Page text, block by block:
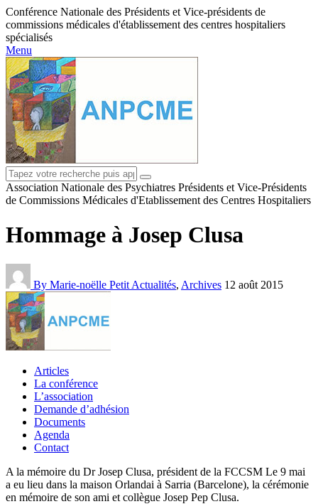
Conférence Nationale des Présidents et Vice-présidents de
commissions médicales d'établissement des centres hospitaliers
spécialisés
Menu
Association Nationale des Psychiatres Présidents et Vice-Présidents
de Commissions Médicales d'Etablissement des Centres Hospitaliers
Hommage à Josep Clusa
By Marie-noëlle Petit Actualités, Archives 12 août 2015
Articles
La conférence
L’association
Demande d’adhésion
Documents
Agenda
Contact
A la mémoire du Dr Josep Clusa, président de la FCCSM Le 9 mai
a eu lieu dans la maison Orlandai à Sarria (Barcelone), la cérémonie
en mémoire de son ami et collègue Josep Pep Clusa.